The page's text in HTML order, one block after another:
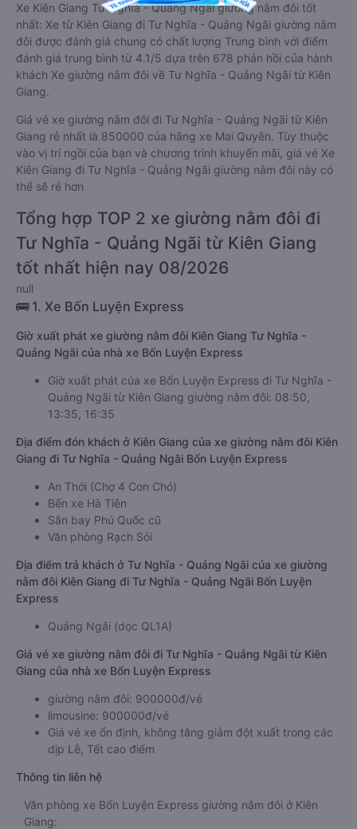
Xe Kiên Giang Tư Nghĩa - Quảng Ngãi giường nằm đôi tốt
nhất: Xe từ Kiên Giang đi Tư Nghĩa - Quảng Ngãi giường nằm
đôi được đánh giá chung có chất lượng Trung bình với điểm
đánh giá trung bình từ 4.1/5 dựa trên 678 phản hồi của hành
khách Xe giường nằm đôi về Tư Nghĩa - Quảng Ngãi từ Kiên
Giang.
Giá vé xe giường nằm đôi đi Tư Nghĩa - Quảng Ngãi từ Kiên
Giang rẻ nhất là 850000 của hãng xe Mai Quyên. Tùy thuộc
vào vị trí ngồi của bạn và chương trình khuyến mãi, giá vé Xe
Kiên Giang đi Tư Nghĩa - Quảng Ngãi giường nằm đôi này có
thể sẽ rẻ hơn
Tổng hợp TOP 2 xe giường nằm đôi đi
Tư Nghĩa - Quảng Ngãi từ Kiên Giang
tốt nhất hiện nay 08/2026
null
🚌 1. Xe Bốn Luyện Express
Giờ xuất phát xe giường nằm đôi Kiên Giang Tư Nghĩa -
Quảng Ngãi của nhà xe Bốn Luyện Express
Giờ xuất phát của xe Bốn Luyện Express đi Tư Nghĩa -
Quảng Ngãi từ Kiên Giang giường nằm đôi: 08:50,
13:35, 16:35
Địa điểm đón khách ở Kiên Giang của xe giường nằm đôi Kiên
Giang đi Tư Nghĩa - Quảng Ngãi Bốn Luyện Express
An Thới (Chợ 4 Con Chó)
Bến xe Hà Tiên
Sân bay Phú Quốc cũ
Văn phòng Rạch Sỏi
Địa điểm trả khách ở Tư Nghĩa - Quảng Ngãi của xe giường
nằm đôi Kiên Giang đi Tư Nghĩa - Quảng Ngãi Bốn Luyện
Express
Quảng Ngãi (dọc QL1A)
Giá vé xe giường nằm đôi đi Tư Nghĩa - Quảng Ngãi từ Kiên
Giang của nhà xe Bốn Luyện Express
giường nằm đôi: 900000đ/vé
limousine: 900000đ/vé
Giá vé xe ổn định, không tăng giảm đột xuất trong các
dịp Lễ, Tết cao điểm
Thông tin liên hệ
Văn phòng xe Bốn Luyện Express giường nằm đôi ở Kiên
Giang: